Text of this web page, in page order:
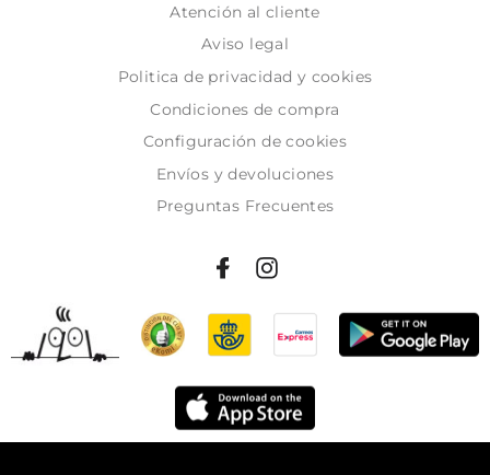
Atención al cliente
Aviso legal
Politica de privacidad y cookies
Condiciones de compra
Configuración de cookies
Envíos y devoluciones
Preguntas Frecuentes